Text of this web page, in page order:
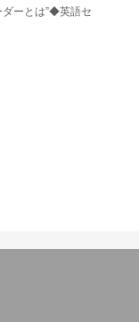
ダーとは”◆英語セ